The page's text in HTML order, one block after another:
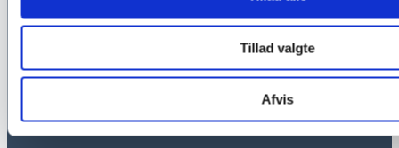
Tillad valgte
Afvis